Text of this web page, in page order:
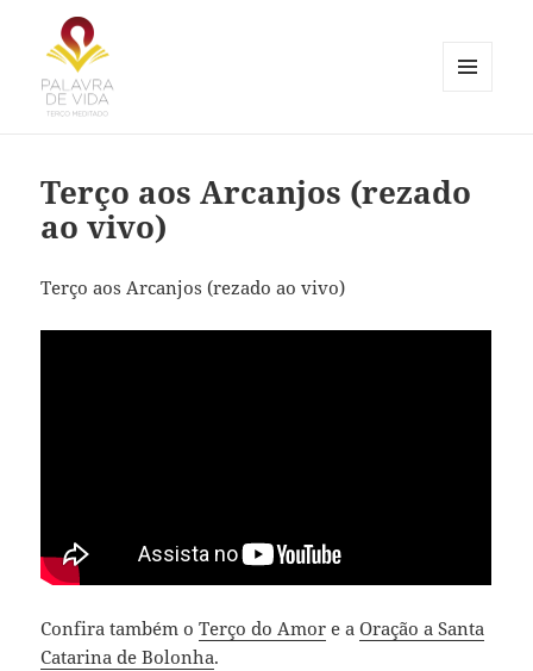
Terço aos Arcanjos (rezado
ao vivo)
Terço aos Arcanjos (rezado ao vivo)
Confira também oTerço do Amor e aOração a Santa
Catarina de Bolonha.